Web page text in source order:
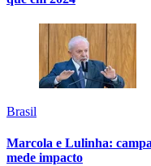
Brasil
Marcola e Lulinha:
mede impacto